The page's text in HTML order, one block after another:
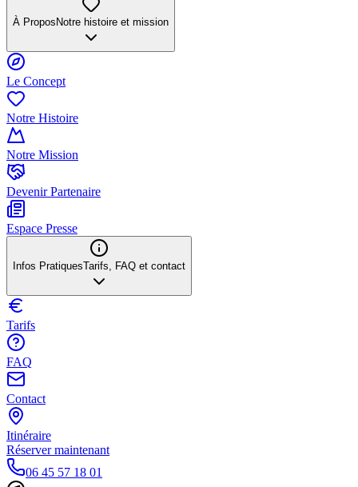
À Propos Notre histoire et mission
Le Concept
Notre Histoire
Notre Mission
Devenir Partenaire
Espace Presse
Infos PratiquesTarifs, FAQ et contact
Tarifs
FAQ
Contact
Itinéraire
Réserver maintenant
06 45 57 18 01